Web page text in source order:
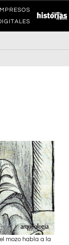
mozo habla a la